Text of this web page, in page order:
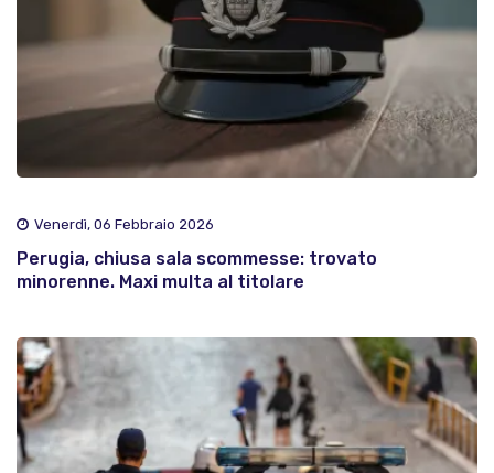
Venerdì, 06 Febbraio 2026
Perugia, chiusa sala scommesse: trovato
minorenne. Maxi multa al titolare